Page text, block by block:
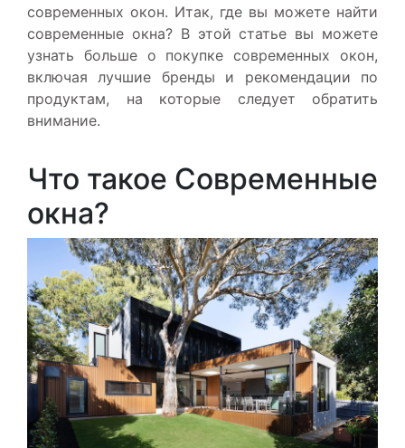
современных окон. Итак, где вы можете найти
современные окна? В этой статье вы можете
узнать больше о покупке современных окон,
включая лучшие бренды и рекомендации по
продуктам, на которые следует обратить
внимание.
Что такое Современные
окна?